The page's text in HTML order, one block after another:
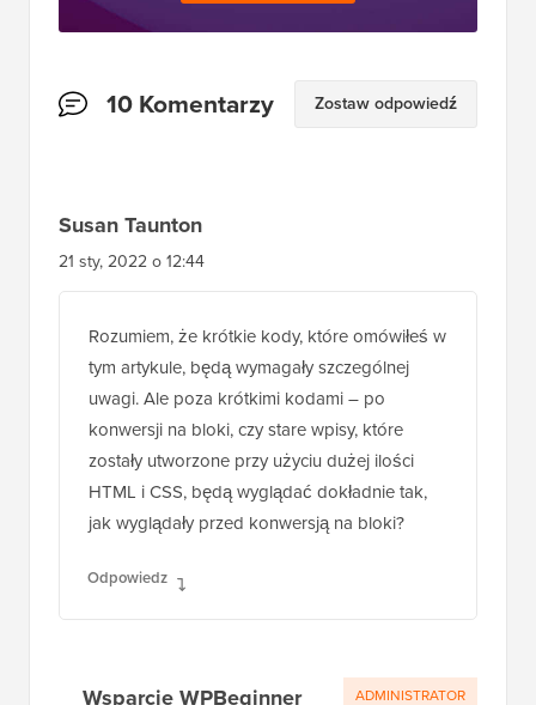
Interakcje
10 Komentarzy Zostaw odpowiedź
Susan Taunton
21 sty, 2022 o 12:44
Rozumiem, że krótkie kody, które omówiłeś w
tym artykule, będą wymagały szczególnej
uwagi. Ale poza krótkimi kodami – po
konwersji na bloki, czy stare wpisy, które
zostały utworzone przy użyciu dużej ilości
HTML i CSS, będą wyglądać dokładnie tak,
jak wyglądały przed konwersją na bloki?
Odpowiedz
Wsparcie WPBeginner ADMINISTRATOR